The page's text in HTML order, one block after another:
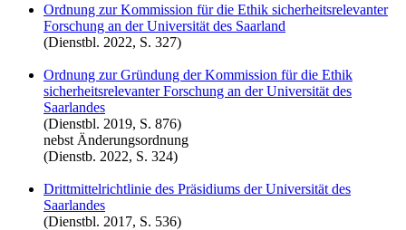
Ordnung zur Kommission für die Ethik sicherheitsrelevanter
Forschung an der Universität des Saarland
(Dienstbl. 2022, S. 327)
Ordnung zur Gründung der Kommission für die Ethik
sicherheitsrelevanter Forschung an der Universität des
Saarlandes
(Dienstbl. 2019, S. 876)
nebst Änderungsordnung
(Dienstb. 2022, S. 324)
Drittmittelrichtlinie des Präsidiums der Universität des
Saarlandes
(Dienstbl. 2017, S. 536)